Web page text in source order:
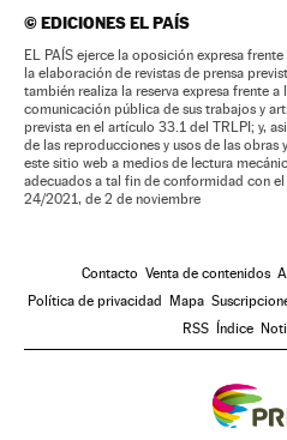
©EDICIONES EL PAÍS
EL PAÍS ejerce la oposición expresa
la elaboración de revistas de prensa
también realiza la reserva expresa frente
comunicación pública de sus trabajos y
prevista en el artículo 33.1 del TRLPI; y,
de las reproducciones y usos de las obras
este sitio web a medios de lectura
adecuados a tal fin de conformidad con
24/2021, de 2 de noviembre
Contacto Venta de contenidos
Política de privacidad Mapa
RSS Índice